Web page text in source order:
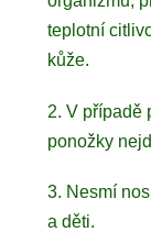
teplotní
kůže.
2. V případě
ponožky
3. Nesmí
a děti.